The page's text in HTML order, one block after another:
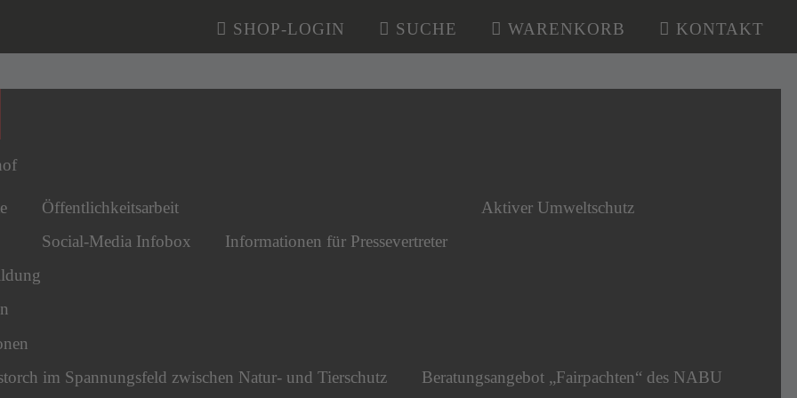
SHOP-LOGIN SUCHE WARENKORB KONTAKT
überspringen
Öffentlichkeitsarbeit
Social-Media Infobox
Informationen für Pressevertreter
Aktiver Umweltschutz
im Spannungsfeld zwischen Natur- und Tierschutz
Beratungsangebot „Fairpachten“ des NABU